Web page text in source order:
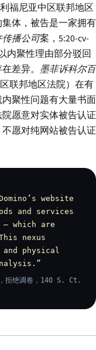
福尼亚中区联邦地区
体，被告是一家拥有
播公司案，5:20-cv-
内聚性理由部分驳回
差异。 墨菲诉科尔百
联邦地区法院）在有
聚性问题有大量书面
愿意对实体被告认证
愿对纯网站被告认证
website
and services
which are
nexus
and physical
拒绝调卷，140 S. Ct.